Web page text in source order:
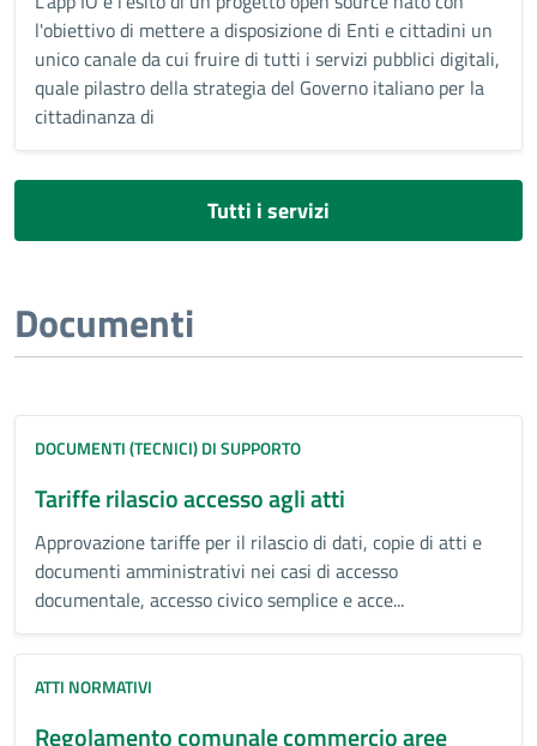
l'obiettivo di mettere a disposizione di Enti e cittadini un
unico canale da cui fruire di tutti i servizi pubblici digitali,
quale pilastro della strategia del Governo italiano per la
cittadinanza di
Tutti i servizi
Documenti
DOCUMENTI (TECNICI) DI SUPPORTO
Tariffe rilascio accesso agli atti
Approvazione tariffe per il rilascio di dati, copie di atti e
documenti amministrativi nei casi di accesso
documentale, accesso civico semplice e acce...
ATTI NORMATIVI
Regolamento comunale commercio aree